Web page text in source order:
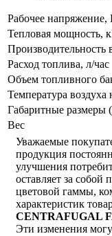
Рабочее напряжение,
Тепловая мощность,
Производительность
Расход топлива, л/час
Объем топливного
Температура воздуха
Габаритные
Вес
Уважаемые
продукция
улучшения
оставляет за собой
цветовой гаммы,
характеристик
CENTRAFUGAL
Эти изменения